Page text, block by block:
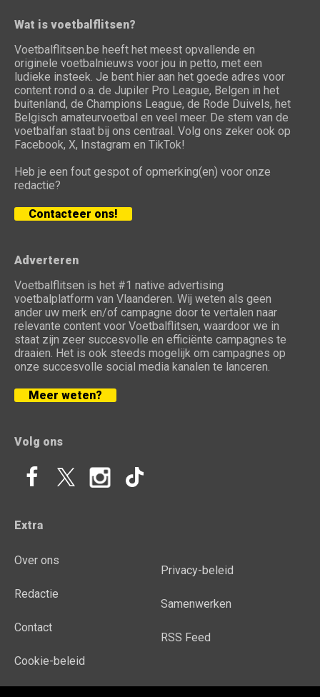
Wat is voetbalflitsen?
Voetbalflitsen.be heeft het meest opvallende en
originele voetbalnieuws voor jou in petto, met een
ludieke insteek. Je bent hier aan het goede adres voor
content rond o.a. de Jupiler Pro League, Belgen in het
buitenland, de Champions League, de Rode Duivels, het
Belgisch amateurvoetbal en veel meer. De stem van de
voetbalfan staat bij ons centraal. Volg ons zeker ook op
Facebook, X, Instagram en TikTok!
Heb je een fout gespot of opmerking(en) voor onze
redactie?
Contacteer ons!
Adverteren
Voetbalflitsen is het #1 native advertising
voetbalplatform van Vlaanderen. Wij weten als geen
ander uw merk en/of campagne door te vertalen naar
relevante content voor Voetbalflitsen, waardoor we in
staat zijn zeer succesvolle en efficiënte campagnes te
draaien. Het is ook steeds mogelijk om campagnes op
onze succesvolle social media kanalen te lanceren.
Meer weten?
Volg ons
Extra
Over ons
Redactie
Contact
Cookie-beleid
Privacy-beleid
Samenwerken
RSS Feed